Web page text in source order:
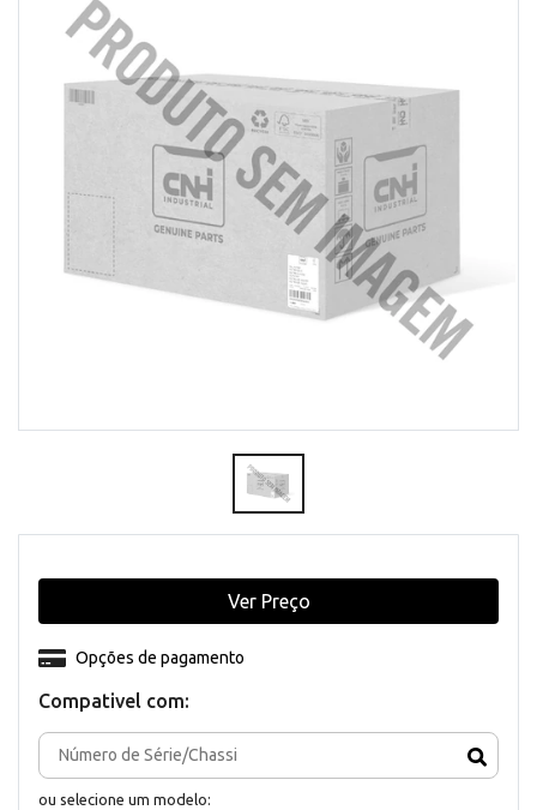
Compativel com:
ou selecione um modelo:
Opções de pagamento
Ver Preço